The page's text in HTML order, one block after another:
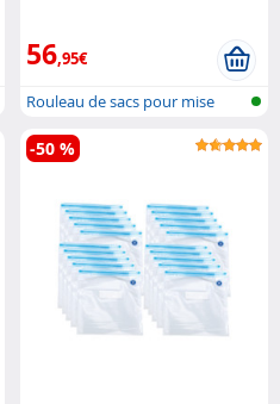
56,95€
Rouleau de sacs pour mise
sous vide
-50 %